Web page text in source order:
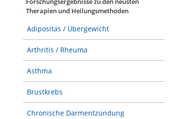
Forschungs­ergebnisse zu den neusten
Therapien und Heilungsmethoden
Adipositas / Übergewicht
Arthritis / Rheuma
Asthma
Brustkrebs
Chronische Darmentzündung